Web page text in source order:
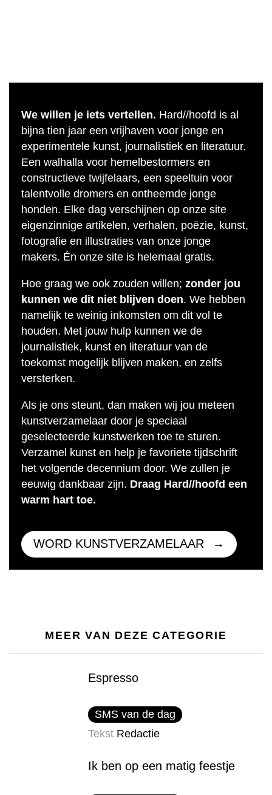
We willen je iets vertellen. Hard//hoofd is al
bijna tien jaar een vrijhaven voor jonge en
experimentele kunst, journalistiek en literatuur.
Een walhalla voor hemelbestormers en
constructieve twijfelaars, een speeltuin voor
talentvolle dromers en ontheemde jonge
honden. Elke dag verschijnen op onze site
eigenzinnige artikelen, verhalen, poëzie, kunst,
fotografie en illustraties van onze jonge
makers. Én onze site is helemaal gratis.
Hoe graag we ook zouden willen; zonder jou
kunnen we dit niet blijven doen. We hebben
namelijk te weinig inkomsten om dit vol te
houden. Met jouw hulp kunnen we de
journalistiek, kunst en literatuur van de
toekomst mogelijk blijven maken, en zelfs
versterken.
Als je ons steunt, dan maken wij jou meteen
kunstverzamelaar door je speciaal
geselecteerde kunstwerken toe te sturen.
Verzamel kunst en help je favoriete tijdschrift
het volgende decennium door. We zullen je
eeuwig dankbaar zijn. Draag Hard//hoofd een
warm hart toe.
WORD KUNSTVERZAMELAAR
MEER VAN DEZE CATEGORIE
Espresso
SMS van de dag
Tekst Redactie
Ik ben op een matig feestje